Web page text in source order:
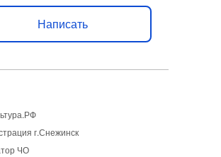
Написать
г.Снежинск
ЧО